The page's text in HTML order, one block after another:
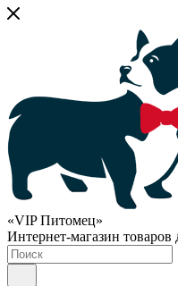
«VIP Питомец»
Интернет-магазин